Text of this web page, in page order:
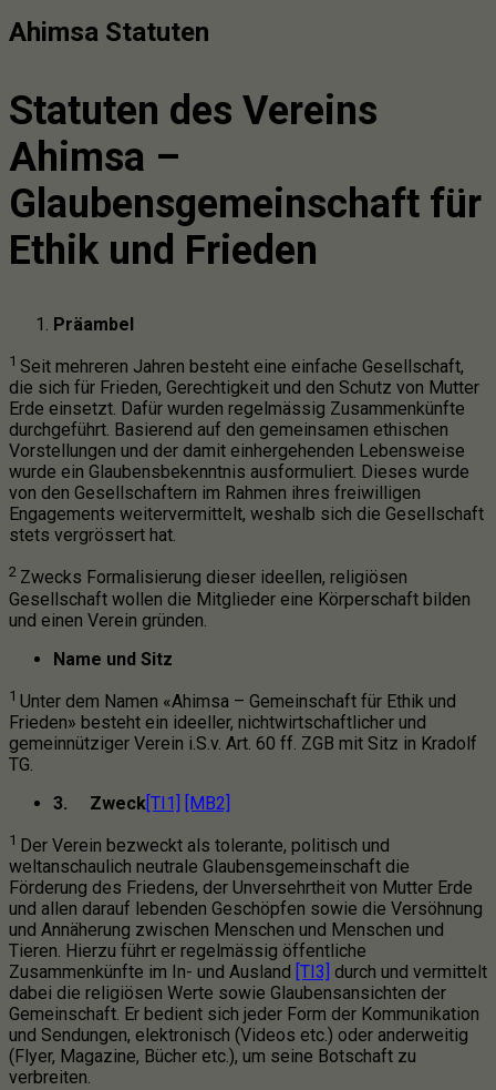
Ahimsa Statuten
Statuten des Vereins
Ahimsa –
Glaubensgemeinschaft für
Ethik und Frieden
Präambel
1 Seit mehreren Jahren besteht eine einfache Gesellschaft,
die sich für Frieden, Gerechtigkeit und den Schutz von Mutter
Erde einsetzt. Dafür wurden regelmässig Zusammenkünfte
durchgeführt. Basierend auf den gemeinsamen ethischen
Vorstellungen und der damit einhergehenden Lebensweise
wurde ein Glaubensbekenntnis ausformuliert. Dieses wurde
von den Gesellschaftern im Rahmen ihres freiwilligen
Engagements weitervermittelt, weshalb sich die Gesellschaft
stets vergrössert hat.
2 Zwecks Formalisierung dieser ideellen, religiösen
Gesellschaft wollen die Mitglieder eine Körperschaft bilden
und einen Verein gründen.
Name und Sitz
1 Unter dem Namen «Ahimsa – Gemeinschaft für Ethik und
Frieden» besteht ein ideeller, nichtwirtschaftlicher und
gemeinnütziger Verein i.S.v. Art. 60 ff. ZGB mit Sitz in Kradolf
TG.
3. Zweck[TI1] [MB2]
1 Der Verein bezweckt als tolerante, politisch und
weltanschaulich neutrale Glaubensgemeinschaft die
Förderung des Friedens, der Unversehrtheit von Mutter Erde
und allen darauf lebenden Geschöpfen sowie die Versöhnung
und Annäherung zwischen Menschen und Menschen und
Tieren. Hierzu führt er regelmässig öffentliche
Zusammenkünfte im In- und Ausland [TI3] durch und vermittelt
dabei die religiösen Werte sowie Glaubensansichten der
Gemeinschaft. Er bedient sich jeder Form der Kommunikation
und Sendungen, elektronisch (Videos etc.) oder anderweitig
(Flyer, Magazine, Bücher etc.), um seine Botschaft zu
verbreiten.